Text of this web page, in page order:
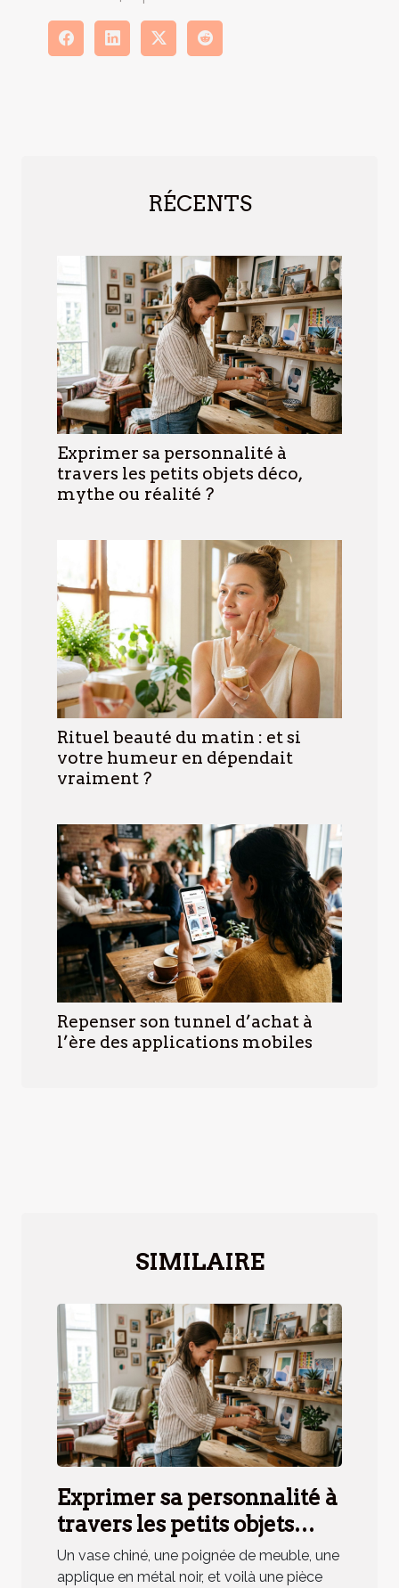
RÉCENTS
Exprimer sa personnalité à
travers les petits objets déco,
mythe ou réalité ?
Rituel beauté du matin : et si
votre humeur en dépendait
vraiment ?
Repenser son tunnel d’achat à
l’ère des applications mobiles
SIMILAIRE
Exprimer sa personnalité à
travers les petits objets
déco, mythe ou réalité ?
Un vase chiné, une poignée de meuble, une
applique en métal noir, et voilà une pièce